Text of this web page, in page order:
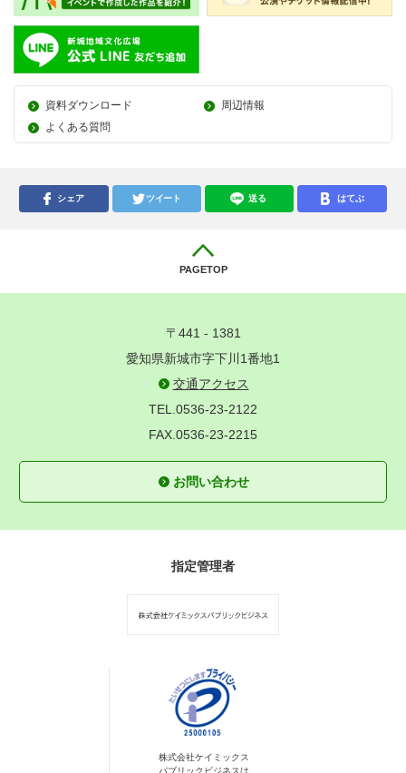
資料ダウンロード
周辺情報
よくある質問
シェア ツイート 送る はてぶ
PAGETOP
〒441 - 1381
愛知県新城市字下川1番地1
交通アクセス
TEL.0536-23-2122
FAX.0536-23-2215
お問い合わせ
指定管理者
株式会社ケイミックス